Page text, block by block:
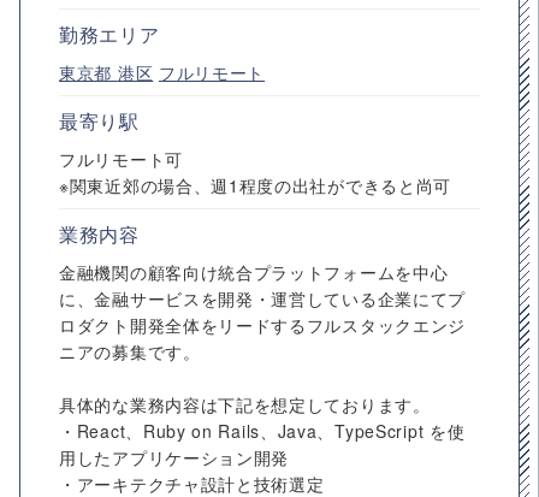
勤務エリア
東京都 港区 フルリモート
最寄り駅
フルリモート可
※関東近郊の場合、週1程度の出社ができると尚可
業務内容
金融機関の顧客向け統合プラットフォームを中心
に、金融サービスを開発・運営している企業にてプ
ロダクト開発全体をリードするフルスタックエンジ
ニアの募集です。
具体的な業務内容は下記を想定しております。
・React、Ruby on Rails、Java、TypeScript を使
用したアプリケーション開発
・アーキテクチャ設計と技術選定